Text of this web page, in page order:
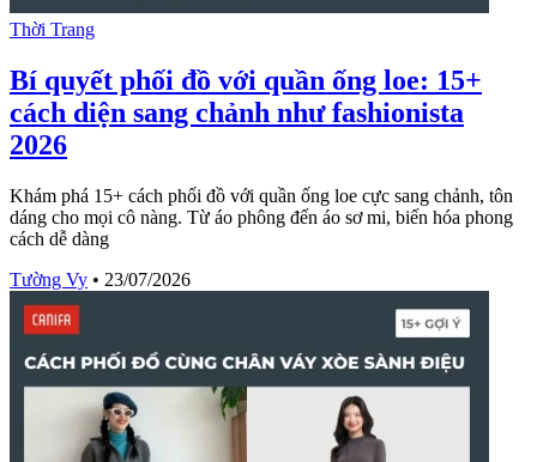
Thời Trang
Bí quyết phối đồ với quần ống loe: 15+
cách diện sang chảnh như fashionista
2026
Khám phá 15+ cách phối đồ với quần ống loe cực sang chảnh, tôn
dáng cho mọi cô nàng. Từ áo phông đến áo sơ mi, biến hóa phong
cách dễ dàng
Tường Vy • 23/07/2026